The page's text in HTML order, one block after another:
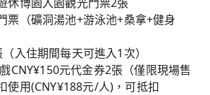
票（礦洞湯池+游泳池+桑拿+健身
入住期間每天可進入1次）
CNY¥150元代金券2張（僅限現場售
使用(CNY¥188元/人)，可抵扣